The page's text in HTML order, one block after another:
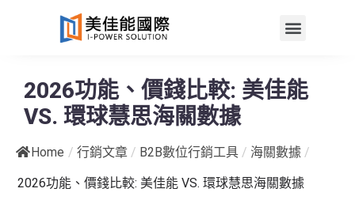
2026功能、價錢比較: 美佳能
VS. 環球慧思海關數據
Home / 行銷文章 / B2B數位行銷工具 / 海關數據 /
2026功能、價錢比較: 美佳能 VS. 環球慧思海關數據